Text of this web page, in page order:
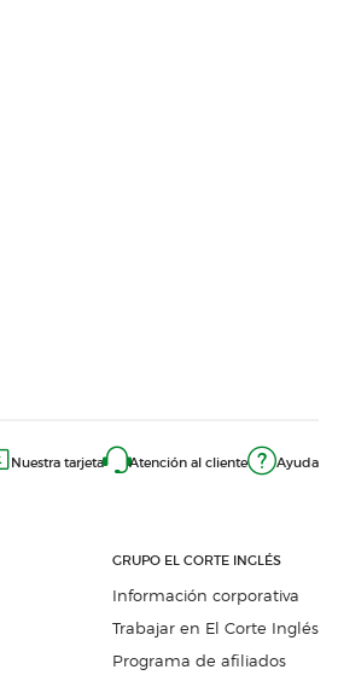
Nuestra tarjeta Atención al cliente Ayuda
GRUPO EL CORTE INGLÉS
Información corporativa
Trabajar en El Corte Inglés
Programa de afiliados